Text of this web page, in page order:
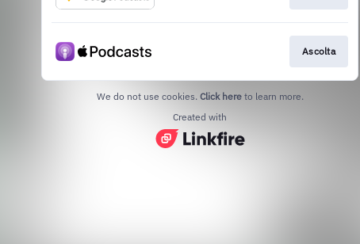
Ascolta
We do not use cookies. Click here to learn more.
Created with